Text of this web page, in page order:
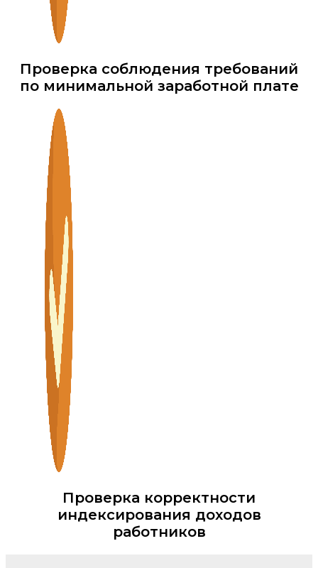
Проверка соблюдения требований
по минимальной заработной плате
Проверка корректности
индексирования доходов
работников